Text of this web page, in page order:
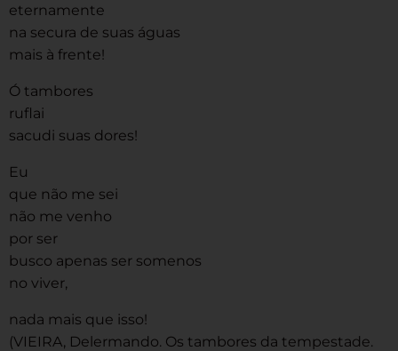
eternamente
na secura de suas águas
mais à frente!
Ó tambores
ruflai
sacudi suas dores!
Eu
que não me sei
não me venho
por ser
busco apenas ser somenos
no viver,
nada mais que isso!
(VIEIRA, Delermando. Os tambores da tempestade.